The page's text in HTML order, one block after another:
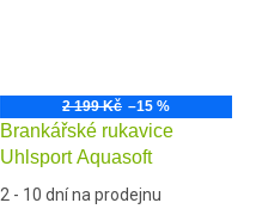
2 199 Kč –15 %
Brankářské rukavice
Uhlsport Aquasoft
2 - 10 dní na prodejnu